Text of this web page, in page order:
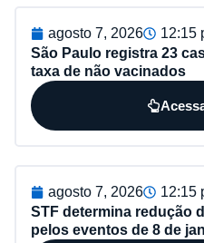
agosto 7, 2026
12:15
São Paulo registra 23
taxa de não vacinados
agosto 7, 2026
12:15
STF determina redução
pelos eventos de 8 de